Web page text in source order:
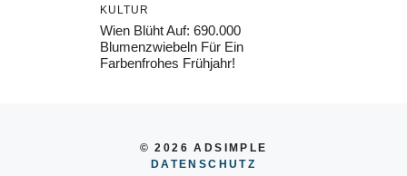
KULTUR
Wien Blüht Auf: 690.000
Blumenzwiebeln Für Ein
Farbenfrohes Frühjahr!
© 2026 ADSIMPLE
DATENSCHUTZ